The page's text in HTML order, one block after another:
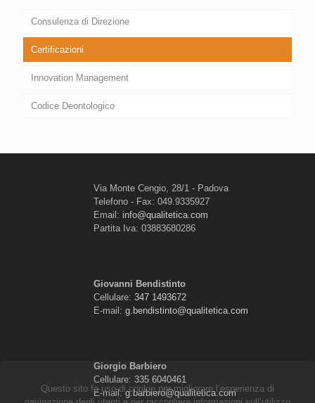
Consulenza di Direzione
Certificazioni
Innovation Management
Codice Deontologico
Via Monte Cengio, 28/1 - Padova
Telefono - Fax: 049.9335927
Email: info@qualitetica.com
Partita Iva: 03883680286
Giovanni Bendistinto
Cellulare: 347 1493672
E-mail: g.bendistinto@qualitetica.com
Giorgio Barbiero
Cellulare: 335 6040461
E-mail:g.barbiero@qualitetica.com
Questo sito fa uso di cookie per migliorare l’esperienza di